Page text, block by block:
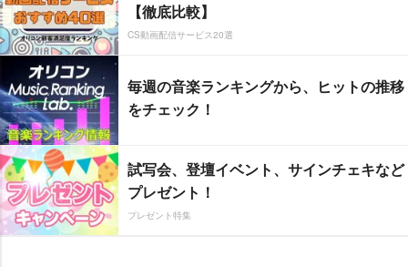
【徹底比較】
CS動画配信サービス20選
毎週の音楽ランキングから、ヒットの推移
をチェック！
試写会、登壇イベント、サインチェキなど
プレゼント！
プレゼント特集